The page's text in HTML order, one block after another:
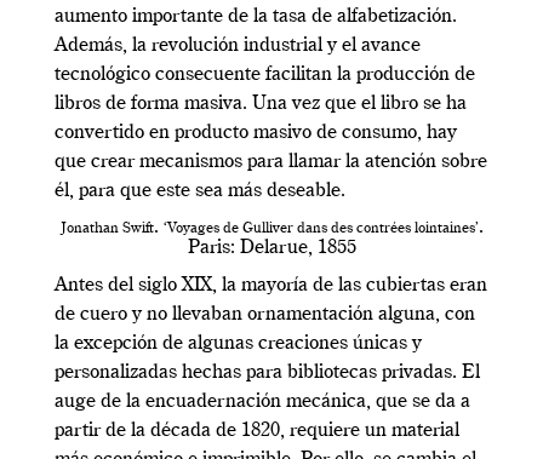
aumento importante de la tasa de alfabetización.
Además, la revolución industrial y el avance
tecnológico consecuente facilitan la producción de
libros de forma masiva. Una vez que el libro se ha
convertido en producto masivo de consumo, hay
que crear mecanismos para llamar la atención sobre
él, para que este sea más deseable.
Jonathan Swift. ‘Voyages de Gulliver dans des contrées lointaines’.
Paris: Delarue, 1855
Antes del siglo XIX, la mayoría de las cubiertas eran
de cuero y no llevaban ornamentación alguna, con
la excepción de algunas creaciones únicas y
personalizadas hechas para bibliotecas privadas. El
auge de la encuadernación mecánica, que se da a
partir de la década de 1820, requiere un material